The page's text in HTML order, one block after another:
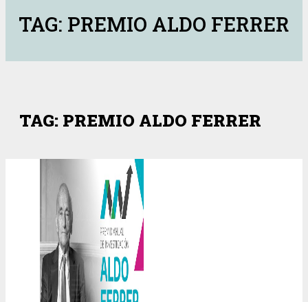
TAG: PREMIO ALDO FERRER
TAG: PREMIO ALDO FERRER